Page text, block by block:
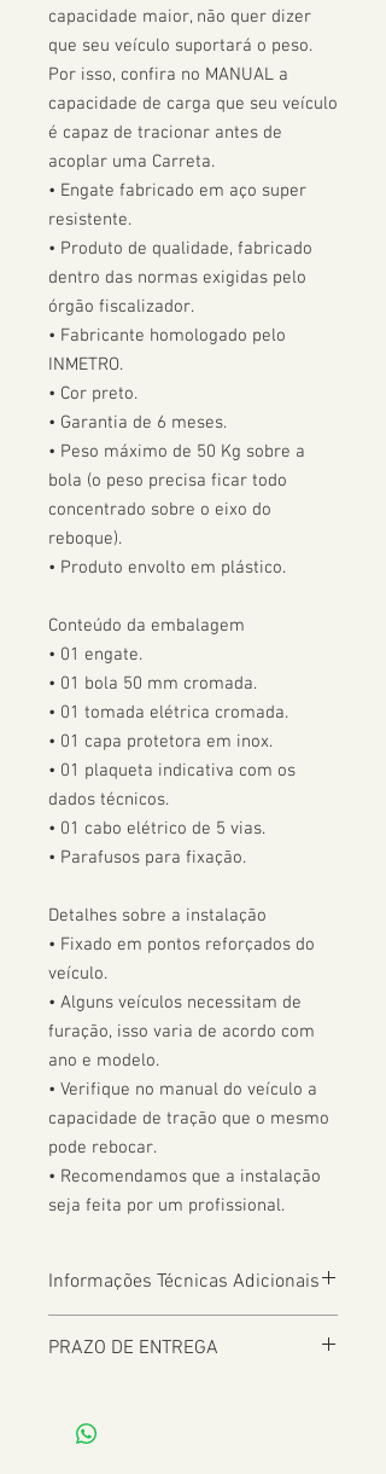
capacidade maior, não quer dizer
que seu veículo suportará o peso.
Por isso, confira no MANUAL a
capacidade de carga que seu veículo
é capaz de tracionar antes de
acoplar uma Carreta.
• Engate fabricado em aço super
resistente.
• Produto de qualidade, fabricado
dentro das normas exigidas pelo
órgão fiscalizador.
• Fabricante homologado pelo
INMETRO.
• Cor preto.
• Garantia de 6 meses.
• Peso máximo de 50 Kg sobre a
bola (o peso precisa ficar todo
concentrado sobre o eixo do
reboque).
• Produto envolto em plástico.
Conteúdo da embalagem
• 01 engate.
• 01 bola 50 mm cromada.
• 01 tomada elétrica cromada.
• 01 capa protetora em inox.
• 01 plaqueta indicativa com os
dados técnicos.
• 01 cabo elétrico de 5 vias.
• Parafusos para fixação.
Detalhes sobre a instalação
• Fixado em pontos reforçados do
veículo.
• Alguns veículos necessitam de
furação, isso varia de acordo com
ano e modelo.
• Verifique no manual do veículo a
capacidade de tração que o mesmo
pode rebocar.
• Recomendamos que a instalação
seja feita por um profissional.
Informações Técnicas Adicionais
PRAZO DE ENTREGA
Localização